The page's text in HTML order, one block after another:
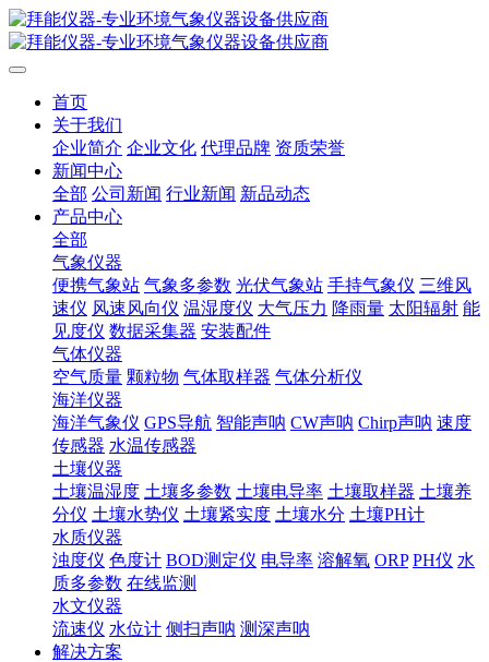
首页
关于我们
企业简介 企业文化 代理品牌 资质荣誉
新闻中心
全部 公司新闻 行业新闻 新品动态
产品中心
全部
气象仪器
便携气象站 气象多参数 光伏气象站 手持气象仪 三维风
速仪 风速风向仪 温湿度仪 大气压力 降雨量 太阳辐射 能
见度仪 数据采集器 安装配件
气体仪器
空气质量 颗粒物 气体取样器 气体分析仪
海洋仪器
海洋气象仪 GPS导航 智能声呐 CW声呐 Chirp声呐 速度
传感器 水温传感器
土壤仪器
土壤温湿度 土壤多参数 土壤电导率 土壤取样器 土壤养
分仪 土壤水势仪 土壤紧实度 土壤水分 土壤PH计
水质仪器
浊度仪 色度计 BOD测定仪 电导率 溶解氧 ORP PH仪 水
质多参数 在线监测
水文仪器
流速仪 水位计 侧扫声呐 测深声呐
解决方案